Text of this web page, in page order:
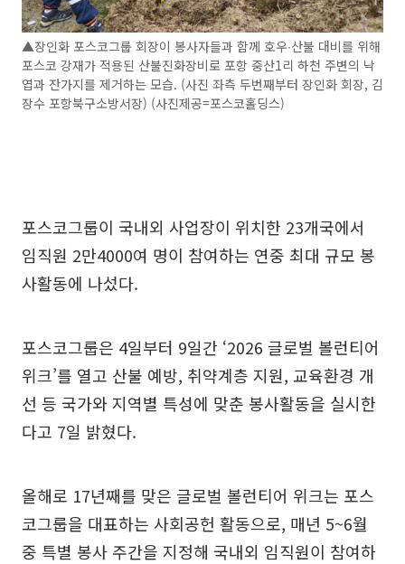
▲장인화 포스코그룹 회장이 봉사자들과 함께 호우∙산불 대비를 위해
포스코 강재가 적용된 산불진화장비로 포항 중산1리 하천 주변의 낙
엽과 잔가지를 제거하는 모습. (사진 좌측 두번째부터 장인화 회장, 김
장수 포항북구소방서장) (사진제공=포스코홀딩스)
포스코그룹이 국내외 사업장이 위치한 23개국에서
임직원 2만4000여 명이 참여하는 연중 최대 규모 봉
사활동에 나섰다.
포스코그룹은 4일부터 9일간 ‘2026 글로벌 볼런티어
위크’를 열고 산불 예방, 취약계층 지원, 교육환경 개
선 등 국가와 지역별 특성에 맞춘 봉사활동을 실시한
다고 7일 밝혔다.
올해로 17년째를 맞은 글로벌 볼런티어 위크는 포스
코그룹을 대표하는 사회공헌 활동으로, 매년 5~6월
중 특별 봉사 주간을 지정해 국내외 임직원이 참여하